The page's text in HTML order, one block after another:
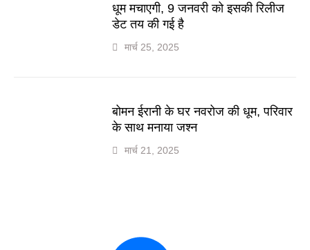
धूम मचाएगी, 9 जनवरी को इसकी रिलीज
डेट तय की गई है
मार्च 25, 2025
बोमन ईरानी के घर नवरोज की धूम, परिवार
के साथ मनाया जश्न
मार्च 21, 2025